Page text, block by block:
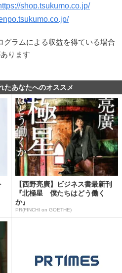
shop.tsukumo.co.jp/
グラムによる収益を得ている場合
ります
たあなたへのオススメ
【西野亮廣】ビジネス書最新刊
『北極星 僕たちはどう働く
か』
PR(FINCHI on GOETHE)